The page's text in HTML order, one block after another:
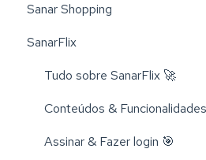
Sanar Shopping
Livros 📚
Trocas e Cancelamentos 📬
Compra e Cadastro 📦
Cursos 💻
SanarFlix
Tudo sobre SanarFlix 🚀
Conteúdos &
Assinar & Fazer login 🎯